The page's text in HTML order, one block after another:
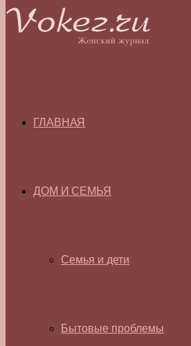
ГЛАВНАЯ
ДОМ И СЕМЬЯ
Семья и дети
Бытовые проблемы